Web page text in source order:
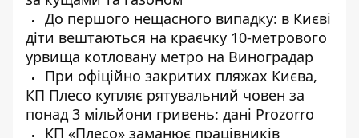
До першого нещасного випадку: в Києві
діти вештаються на краєчку 10-метрового
урвища котловану метро на Виноградар
При офіційно закритих пляжах Києва,
КП Плесо купляє рятувальний човен за
понад 3 мільйони гривень: дані Prozorro
КП «Плесо» заманює працівників